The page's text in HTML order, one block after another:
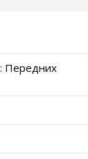
Передних